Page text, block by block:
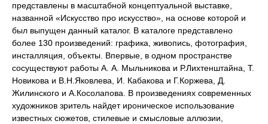
представлены в масштабной концептуальной выставке,
названной «Искусство про искусство», на основе которой и
был выпущен данный каталог. В каталоге представлено
более 130 произведений: графика, живопись, фотография,
инсталляция, объекты. Впервые, в одном пространстве
сосуществуют работы А. А. Мыльникова и Р.Лихтенштайна, Т.
Новикова и В.Н.Яковлева, И. Кабакова и Г.Коржева, Д.
Жилинского и А.Косолапова. В произведениях современных
художников зритель найдет ироническое использование
известных сюжетов, стилевые и смысловые аллюзии,